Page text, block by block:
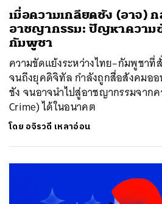
เมื่อความเกลียดชัง (อาจ)
อาชญากรรม: ปัญหาความ
กัมพูชา
ความขัดแย้งระหว่างไทย–กัมพูชาที่
จนถึงยุคดิจิทัล กำลังถูกสื่อสังคมออ
ชัง จนอาจนำไปสู่อาชญากรรมจาก
Crime) ได้ในอนาคต
โดย อจิรวดี เหลาอ่อน